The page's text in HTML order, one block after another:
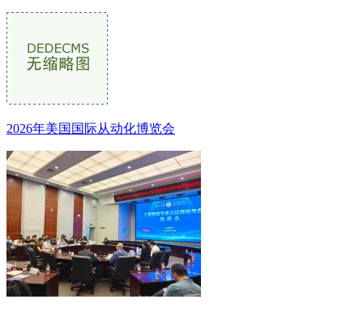
2026年美国国际从动化博览会